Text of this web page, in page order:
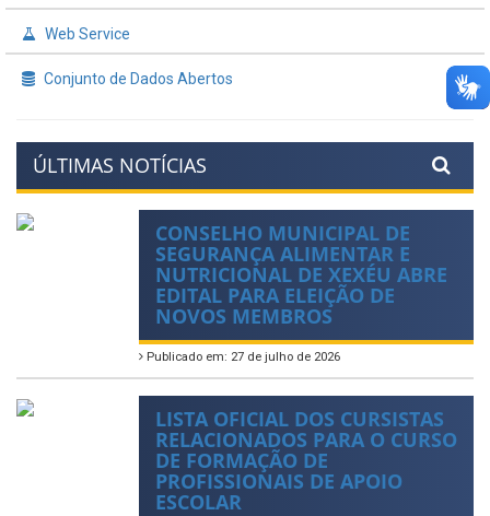
Web Service
Conjunto de Dados Abertos
ÚLTIMAS NOTÍCIAS
CONSELHO MUNICIPAL DE
SEGURANÇA ALIMENTAR E
NUTRICIONAL DE XEXÉU ABRE
EDITAL PARA ELEIÇÃO DE
NOVOS MEMBROS
Publicado em: 27 de julho de 2026
LISTA OFICIAL DOS CURSISTAS
RELACIONADOS PARA O CURSO
DE FORMAÇÃO DE
PROFISSIONAIS DE APOIO
ESCOLAR